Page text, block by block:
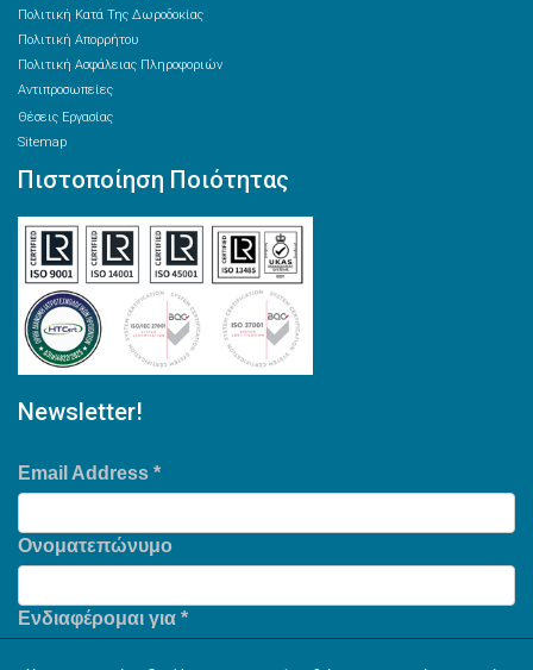
Πολιτική Κατά Της Δωροδοκίας
Πολιτική Απορρήτου
Πολιτική Ασφάλειας Πληροφοριών
Αντιπροσωπείες
Θέσεις Εργασίας
Sitemap
Πιστοποίηση Ποιότητας
Newsletter!
Email Address *
Ονοματεπώνυμο
Ενδιαφέρομαι για *